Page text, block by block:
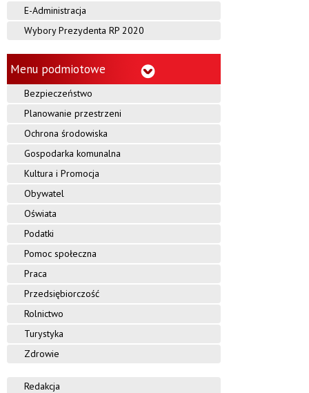
E-Administracja
Wybory Prezydenta RP 2020
Menu podmiotowe
Bezpieczeństwo
Planowanie przestrzeni
Ochrona środowiska
Gospodarka komunalna
Kultura i Promocja
Obywatel
Oświata
Podatki
Pomoc społeczna
Praca
Przedsiębiorczość
Rolnictwo
Turystyka
Zdrowie
Redakcja